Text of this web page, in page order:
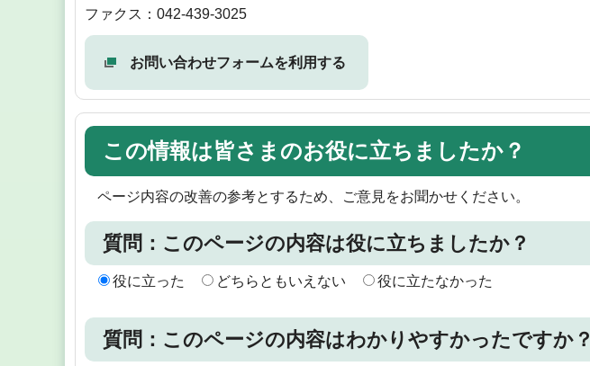
ファクス：042-439-3025
お問い合わせフォームを利用する
この情報は皆さまのお役に立ちましたか？
ページ内容の改善の参考とするため、ご意見をお聞かせください。
質問：このページの内容は役に立ちましたか？
役に立った どちらともいえない 役に立たなかった
質問：このページの内容はわかりやすかったですか？